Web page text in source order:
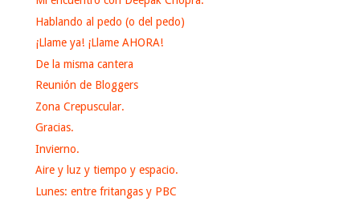
Hablando al pedo (o del pedo)
¡Llame ya! ¡Llame AHORA!
De la misma cantera
Reunión de Bloggers
Zona Crepuscular.
Gracias.
Invierno.
Aire y luz y tiempo y espacio.
Lunes: entre fritangas y PBC